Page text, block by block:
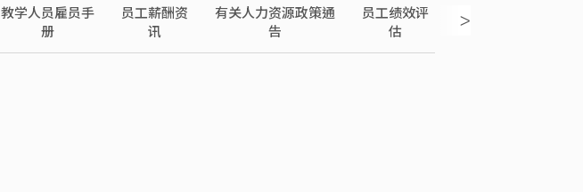
>
教学人员雇员手
册
员工薪酬资
讯
有关人力资源政策通
告
员工绩效评
估
正向工作及员工发